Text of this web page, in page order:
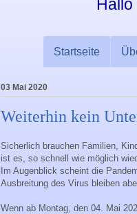
Startseite
03 Mai 2020
Weiterhin kein
Sicherlich brauchen Familien,
ist es, so schnell wie möglich
Im Augenblick scheint die
Ausbreitung des Virus bleiben
Wenn ab Montag, den 04. Mai